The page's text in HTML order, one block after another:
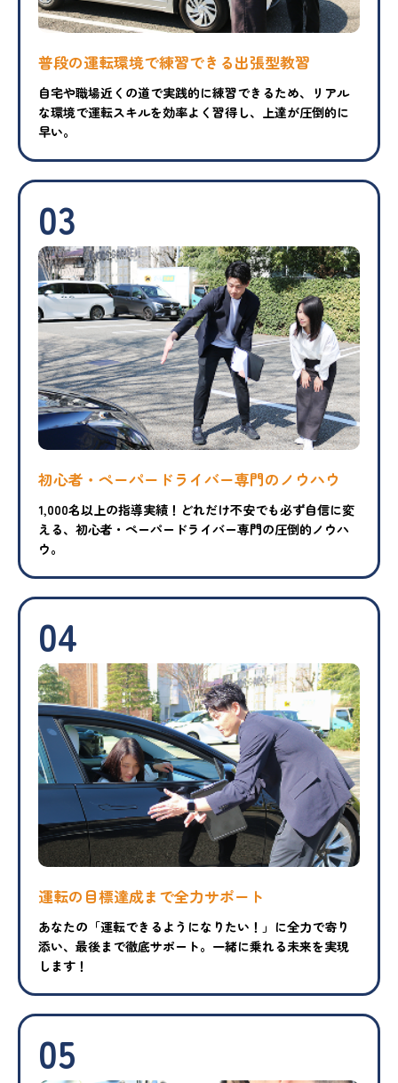
普段の運転環境で練習できる出張型教習
自宅や職場近くの道で実践的に練習できるため、リアル
な環境で運転スキルを効率よく習得し、上達が圧倒的に
早い。
03
初心者・ペーパードライバー専門のノウハウ
1,000名以上の指導実績！どれだけ不安でも必ず自信に変
える、初心者・ペーパードライバー専門の圧倒的ノウハ
ウ。
04
運転の目標達成まで全力サポート
あなたの「運転できるようになりたい！」に全力で寄り
添い、最後まで徹底サポート。一緒に乗れる未来を実現
します！
05